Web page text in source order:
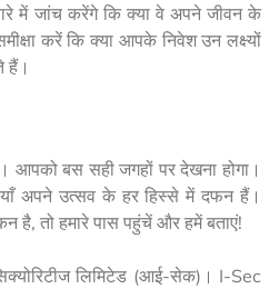
में जांच करेंगे कि क्या वे अपने जीवन के
करें कि क्या आपके निवेश उन लक्ष्यों
हैं।
बस सही जगहों पर देखना होगा।
अपने उत्सव के हर हिस्से में दफन हैं।
है, तो हमारे पास पहुंचें और हमें बताएं!
लिमिटेड (आई-सेक)। I-Sec